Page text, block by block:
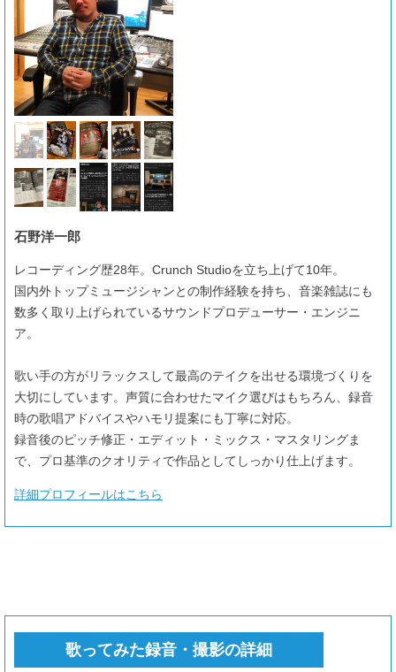
石野洋一郎
レコーディング歴28年。Crunch Studioを立ち上げて10年。
国内外トップミュージシャンとの制作経験を持ち、音楽雑誌にも
数多く取り上げられているサウンドプロデューサー・エンジニ
ア。
歌い手の方がリラックスして最高のテイクを出せる環境づくりを
大切にしています。声質に合わせたマイク選びはもちろん、録音
時の歌唱アドバイスやハモリ提案にも丁寧に対応。
録音後のピッチ修正・エディット・ミックス・マスタリングま
で、プロ基準のクオリティで作品としてしっかり仕上げます。
詳細プロフィールはこちら
歌ってみた録音・撮影の詳細